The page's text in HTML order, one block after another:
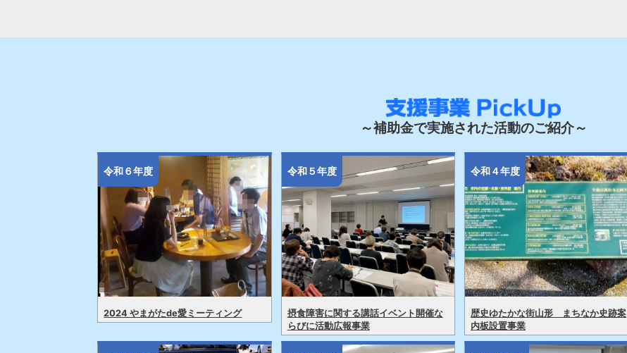
～補助金で実施された活動のご紹介～
令和６年度
2024 やまがたde愛ミーティング
令和５年度
摂食障害に関する講話イベント開催な
らびに活動広報事業
令和４年度
歴史ゆたかな街山形 まちなか史跡案
内板設置事業